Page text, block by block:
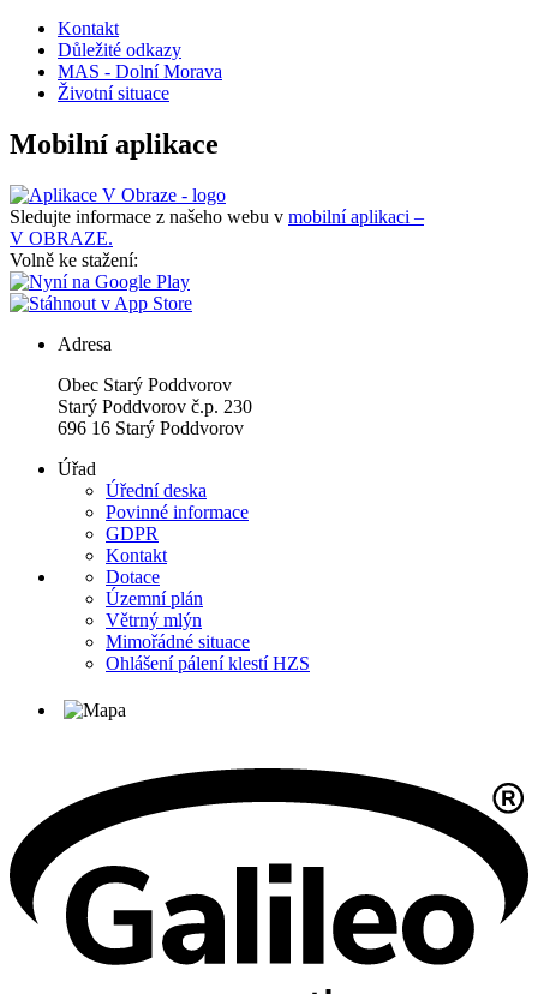
Kontakt
Důležité odkazy
MAS - Dolní Morava
Životní situace
Mobilní aplikace
Sledujte informace z našeho webu v mobilní aplikaci –
V OBRAZE.
Volně ke stažení:
Adresa
Obec Starý Poddvorov
Starý Poddvorov č.p. 230
696 16 Starý Poddvorov
Úřad
Úřední deska
Povinné informace
GDPR
Kontakt
Dotace
Územní plán
Větrný mlýn
Mimořádné situace
Ohlášení pálení klestí HZS